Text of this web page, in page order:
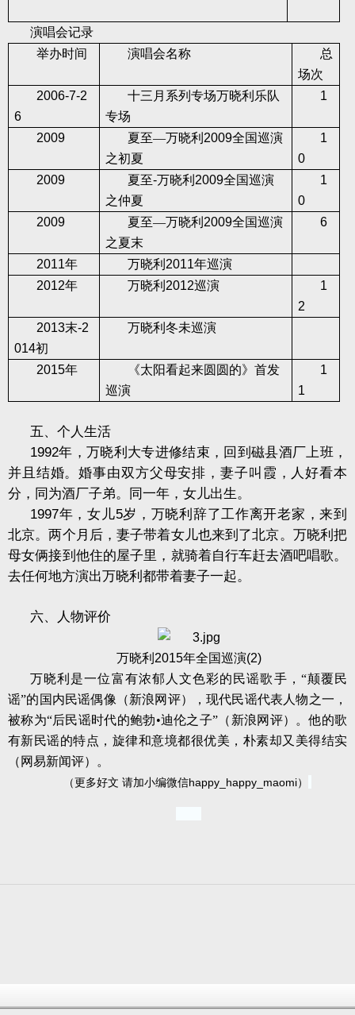
演唱会记录
举办时间
演唱会名称
总
场次
2006-7-2
6
十三月系列专场万晓利乐队
专场
1
2009 夏至—万晓利 2009全国巡演
之初夏
1
0
2009
夏至-万晓利 2009全国巡演
之仲夏
1
0
2009
夏至—万晓利 2009全国巡演
之夏末
6
2011年 万晓利 2011年巡演
2012年 万晓利 2012巡演
1
2
2013末-2
014初
万晓利冬未巡演
2015年
《太阳看起来圆圆的》首发
巡演
1
1
五、个人生活
1992年，万晓利大专进修结束，回到磁县酒厂上班，
并且结婚。婚事由双方父母安排，妻子叫霞，人好看本
分，同为酒厂子弟。同一年，女儿出生。
1997年，女儿5岁，万晓利辞了工作离开老家，来到
北京。两个月后，妻子带着女儿也来到了北京。万晓利把
母女俩接到他住的屋子里，就骑着自行车赶去酒吧唱歌。
去任何地方演出万晓利都带着妻子一起。
六、人物评价
万晓利 2015年全国巡演(2)
万晓利是一位富有浓郁人文色彩的民谣歌手，“颠覆民
谣”的国内民谣偶像（新浪网评），现代民谣代表人物之一，
被称为“后民谣时代的鲍勃•迪伦之子”（新浪网评）。他的歌
有新民谣的特点，旋律和意境都很优美，朴素却又美得结实
（网易新闻评）。
（更多好文 请加小编微信happy_happy_maomi）